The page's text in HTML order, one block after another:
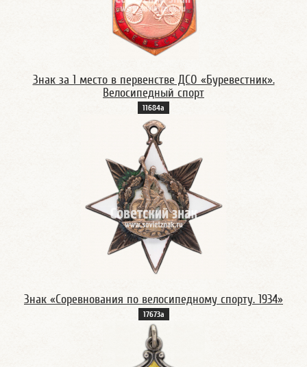
Знак за 1 место в первенстве ДСО «Буревестник».
Велосипедный спорт
11684а
Знак «Соревнования по велосипедному спорту. 1934»
17673а